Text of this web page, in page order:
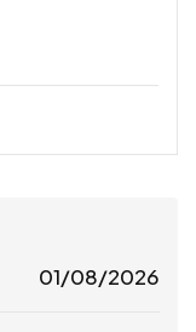
01/08/2026